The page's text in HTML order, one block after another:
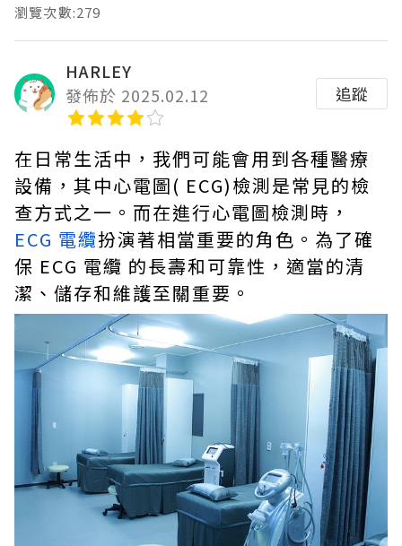
瀏覽次數:279
HARLEY
發佈於 2025.02.12
追蹤
在日常生活中，我們可能會用到各種醫療
設備，其中心電圖( ECG)檢測是常見的檢
查方式之一。而在進行心電圖檢測時，
ECG 電纜扮演著相當重要的角色。為了確
保 ECG 電纜 的長壽和可靠性，適當的清
潔、儲存和維護至關重要。